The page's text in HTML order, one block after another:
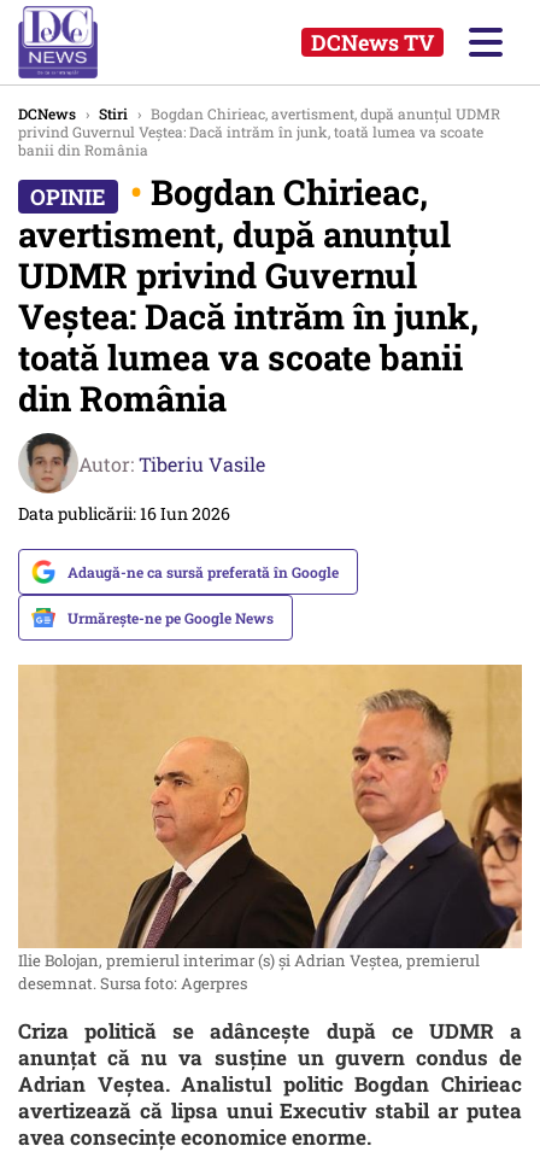
DCNews TV
DCNews › Stiri › Bogdan Chirieac, avertisment, după anunțul UDMR
privind Guvernul Veștea: Dacă intrăm în junk, toată lumea va scoate
banii din România
• Bogdan Chirieac,
avertisment, după anunțul
UDMR privind Guvernul
Veștea: Dacă intrăm în junk,
toată lumea va scoate banii
din România
Autor:Tiberiu Vasile
Data publicării: 16 Iun 2026
Adaugă-ne ca sursă preferată în Google
Urmărește-ne pe Google News
Ilie Bolojan, premierul interimar (s) și Adrian Veștea, premierul
desemnat. Sursa foto: Agerpres
Criza politică se adâncește după ce UDMR a
anunțat că nu va susține un guvern condus de
Adrian Veștea. Analistul politic Bogdan Chirieac
avertizează că lipsa unui Executiv stabil ar putea
avea consecințe economice enorme.